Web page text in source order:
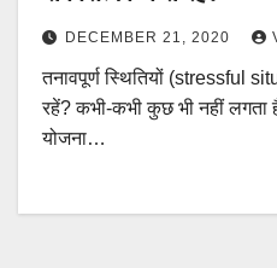
DECEMBER 21, 2020
तनावपूर्ण स्थितियों (stressful
रहें? कभी-कभी कुछ भी नहीं
योजना…